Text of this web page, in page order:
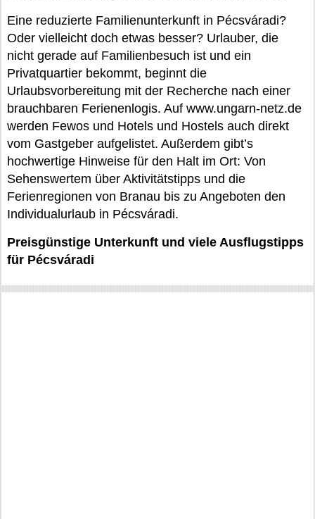
Eine reduzierte Familienunterkunft in Pécsváradi?
Oder vielleicht doch etwas besser? Urlauber, die
nicht gerade auf Familienbesuch ist und ein
Privatquartier bekommt, beginnt die
Urlaubsvorbereitung mit der Recherche nach einer
brauchbaren Ferienenlogis. Auf www.ungarn-netz.de
werden Fewos und Hotels und Hostels auch direkt
vom Gastgeber aufgelistet. Außerdem gibt’s
hochwertige Hinweise für den Halt im Ort: Von
Sehenswertem über Aktivitätstipps und die
Ferienregionen von Branau bis zu Angeboten den
Individualurlaub in Pécsváradi.
Preisgünstige Unterkunft und viele Ausflugstipps
für Pécsváradi